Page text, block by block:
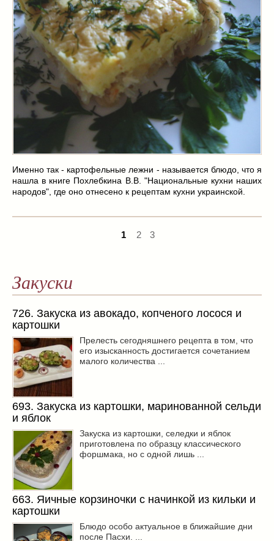
Именно так - картофельные лежни - называется блюдо, что я
нашла в книге Похлебкина В.В. "Национальные кухни наших
народов", где оно отнесено к рецептам кухни украинской.
1 2 3
Закуски
726. Закуска из авокадо, копченого лосося и
картошки
Прелесть сегодняшнего рецепта в том, что
его изысканность достигается сочетанием
малого количества ...
693. Закуска из картошки, маринованной сельди
и яблок
Закуска из картошки, селедки и яблок
приготовлена по образцу классического
форшмака, но с одной лишь ...
663. Яичные корзиночки с начинкой из кильки и
картошки
Блюдо особо актуальное в ближайшие дни
после Пасхи. ...